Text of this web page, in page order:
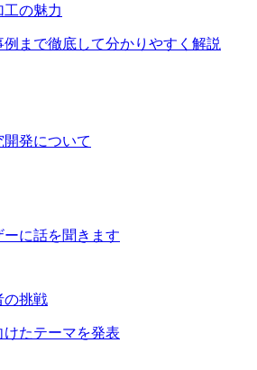
工の魅力
例まで徹底して分かりやすく解説
発について
ーに話を聞きます
の挑戦
けたテーマを発表